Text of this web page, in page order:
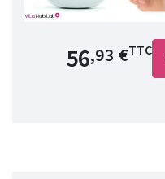
Prix de base
56,93 €TTC